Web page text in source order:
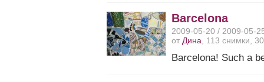
Barcelona
2009-05-20 / 2009-05-
от Дина , 113 снимки,
Barcelona! Such a